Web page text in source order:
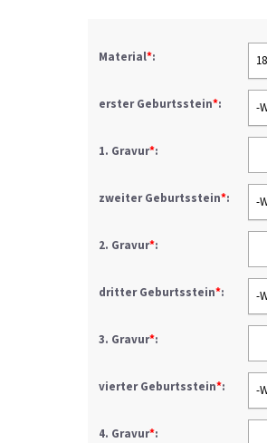
Material*:
erster Geburtsstein*: -
1. Gravur*:
zweiter Geburtsstein*: -
2. Gravur*:
dritter Geburtsstein*: -
3. Gravur*:
vierter Geburtsstein*: -
4. Gravur*: